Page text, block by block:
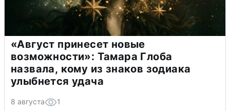
«Август принесет новые
возможности»: Тамара Глоба
назвала, кому из знаков зодиака
улыбнется удача
8 августа 1